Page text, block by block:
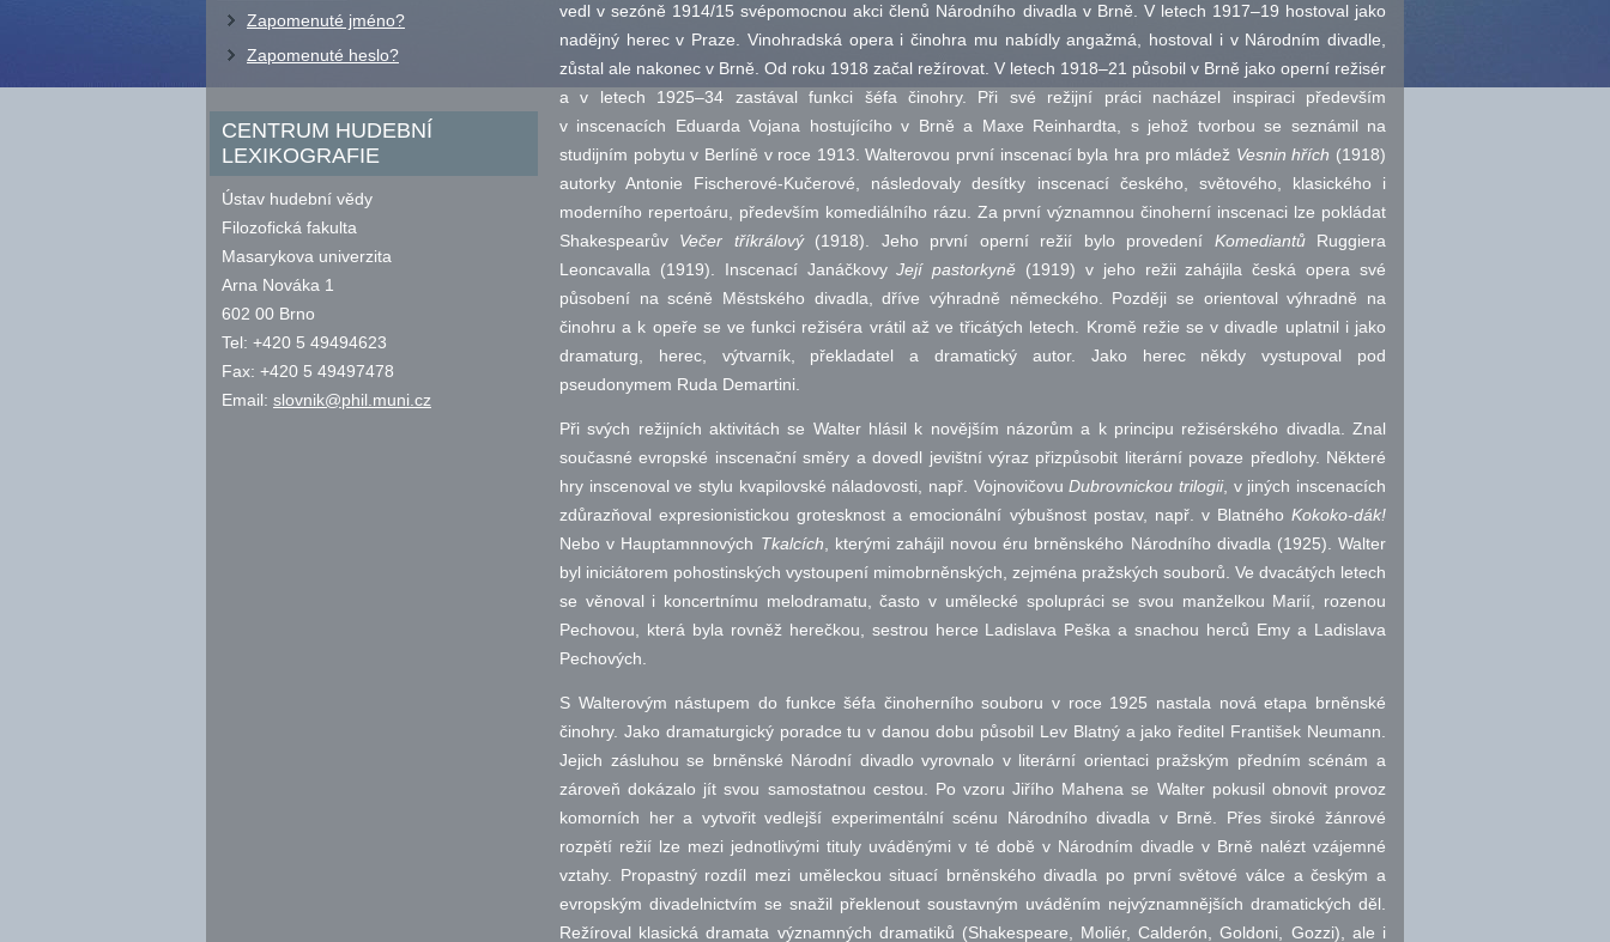
Zapomenuté jméno?
Zapomenuté heslo?
CENTRUM HUDEBNÍ
LEXIKOGRAFIE
Ústav hudební vědy
Filozofická fakulta
Masarykova univerzita
Arna Nováka 1
602 00 Brno
Tel: +420 5 49494623
Fax: +420 5 49497478
Email: slovnik@phil.muni.cz
vedl v sezóně 1914/15 svépomocnou akci členů Národního divadla v Brně. V letech 1917–19 hostoval jako
nadějný herec v Praze. Vinohradská opera i činohra mu nabídly angažmá, hostoval i v Národním divadle,
zůstal ale nakonec v Brně. Od roku 1918 začal režírovat. V letech 1918–21 působil v Brně jako operní režisér
a v letech 1925–34 zastával funkci šéfa činohry. Při své režijní práci nacházel inspiraci především
v inscenacích Eduarda Vojana hostujícího v Brně a Maxe Reinhardta, s jehož tvorbou se seznámil na
studijním pobytu v Berlíně v roce 1913. Walterovou první inscenací byla hra pro mládež Vesnin hřích (1918)
autorky Antonie Fischerové-Kučerové, následovaly desítky inscenací českého, světového, klasického i
moderního repertoáru, především komediálního rázu. Za první významnou činoherní inscenaci lze pokládat
Shakespearův Večer tříkrálový(1918). Jeho první operní režií bylo provedení KomediantůRuggiera
Leoncavalla (1919). Inscenací JanáčkovyJejí pastorkyně (1919) v jeho režii zahájila česká opera své
působení na scéně Městského divadla, dříve výhradně německého. Později se orientoval výhradně na
činohru a k opeře se ve funkci režiséra vrátil až ve třicátých letech. Kromě režie se v divadle uplatnil i jako
dramaturg, herec, výtvarník, překladatel a dramatický autor. Jako herec někdy vystupoval pod
pseudonymem Ruda Demartini.
Při svých režijních aktivitách se Walter hlásil k novějším názorům a k principu režisérského divadla. Znal
současné evropské inscenační směry a dovedl jevištní výraz přizpůsobit literární povaze předlohy. Některé
hry inscenoval ve stylu kvapilovské náladovosti, např. VojnovičovuDubrovnickou trilogii, v jiných inscenacích
zdůrazňoval expresionistickou grotesknost a emocionální výbušnost postav, např. v BlatnéhoKokoko-dák!
Nebo v Hauptamnnových Tkalcích , kterými zahájil novou éru brněnského Národního divadla (1925). Walter
byl iniciátorem pohostinských vystoupení mimobrněnských, zejména pražských souborů. Ve dvacátých letech
se věnoval i koncertnímu melodramatu, často v umělecké spolupráci se svou manželkou Marií, rozenou
Pechovou, která byla rovněž herečkou, sestrou herce Ladislava Peška a snachou herců Emy a Ladislava
Pechových.
S Walterovým nástupem do funkce šéfa činoherního souboru v roce 1925 nastala nová etapa brněnské
činohry. Jako dramaturgický poradce tu v danou dobu působil Lev Blatný a jako ředitel František Neumann.
Jejich zásluhou se brněnské Národní divadlo vyrovnalo v literární orientaci pražským předním scénám a
zároveň dokázalo jít svou samostatnou cestou. Po vzoru Jiřího Mahena se Walter pokusil obnovit provoz
komorních her a vytvořit vedlejší experimentální scénu Národního divadla v Brně. Přes široké žánrové
rozpětí režií lze mezi jednotlivými tituly uváděnými v té době v Národním divadle v Brně nalézt vzájemné
vztahy. Propastný rozdíl mezi uměleckou situací brněnského divadla po první světové válce a českým a
evropským divadelnictvím se snažil překlenout soustavným uváděním nejvýznamnějších dramatických děl.
Režíroval klasická dramata významných dramatiků (Shakespeare, Moliér, Calderón, Goldoni, Gozzi), ale i